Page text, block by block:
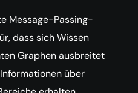
Message-Passing-
dass sich Wissen
Graphen ausbreitet
über